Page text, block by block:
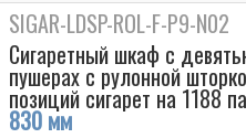
SIGAR-LDSP-ROL-F-P9-N02
Сигаретный шкаф с
пушерах с рулонной
позиций сигарет на 1188
830 мм